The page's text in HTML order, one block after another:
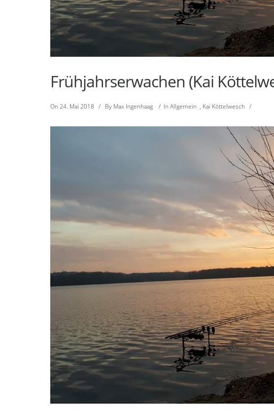
Frühjahrserwachen (Kai
On 24. Mai 2018 / By Max Ingenhaag / In Allgemein , Kai Köttelwesch /